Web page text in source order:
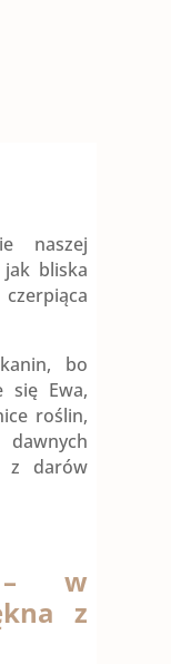
naszej
bliska
bo
się Ewa,
roślin,
z darów
– w
z